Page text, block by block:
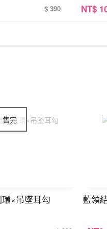
$ 390 NT$
×吊墜耳勾 藍領